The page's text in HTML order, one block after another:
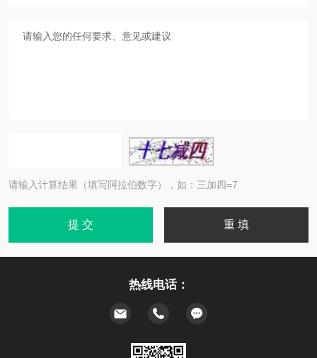
请输入计算结果（填写阿拉伯数字），如：三加四=7
热线电话：